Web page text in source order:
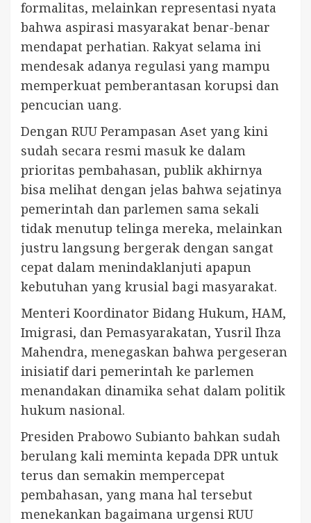
formalitas, melainkan representasi nyata
bahwa aspirasi masyarakat benar-benar
mendapat perhatian. Rakyat selama ini
mendesak adanya regulasi yang mampu
memperkuat pemberantasan korupsi dan
pencucian uang.
Dengan RUU Perampasan Aset yang kini
sudah secara resmi masuk ke dalam
prioritas pembahasan, publik akhirnya
bisa melihat dengan jelas bahwa sejatinya
pemerintah dan parlemen sama sekali
tidak menutup telinga mereka, melainkan
justru langsung bergerak dengan sangat
cepat dalam menindaklanjuti apapun
kebutuhan yang krusial bagi masyarakat.
Menteri Koordinator Bidang Hukum, HAM,
Imigrasi, dan Pemasyarakatan, Yusril Ihza
Mahendra, menegaskan bahwa pergeseran
inisiatif dari pemerintah ke parlemen
menandakan dinamika sehat dalam politik
hukum nasional.
Presiden Prabowo Subianto bahkan sudah
berulang kali meminta kepada DPR untuk
terus dan semakin mempercepat
pembahasan, yang mana hal tersebut
menekankan bagaimana urgensi RUU